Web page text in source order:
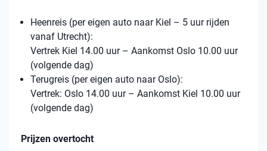
Heenreis (per eigen auto naar Kiel – 5 uur rijden
vanaf Utrecht):
Vertrek Kiel 14.00 uur – Aankomst Oslo 10.00 uur
(volgende dag)
Terugreis (per eigen auto naar Oslo):
Vertrek: Oslo 14.00 uur – Aankomst Kiel 10.00 uur
(volgende dag)
Prijzen overtocht